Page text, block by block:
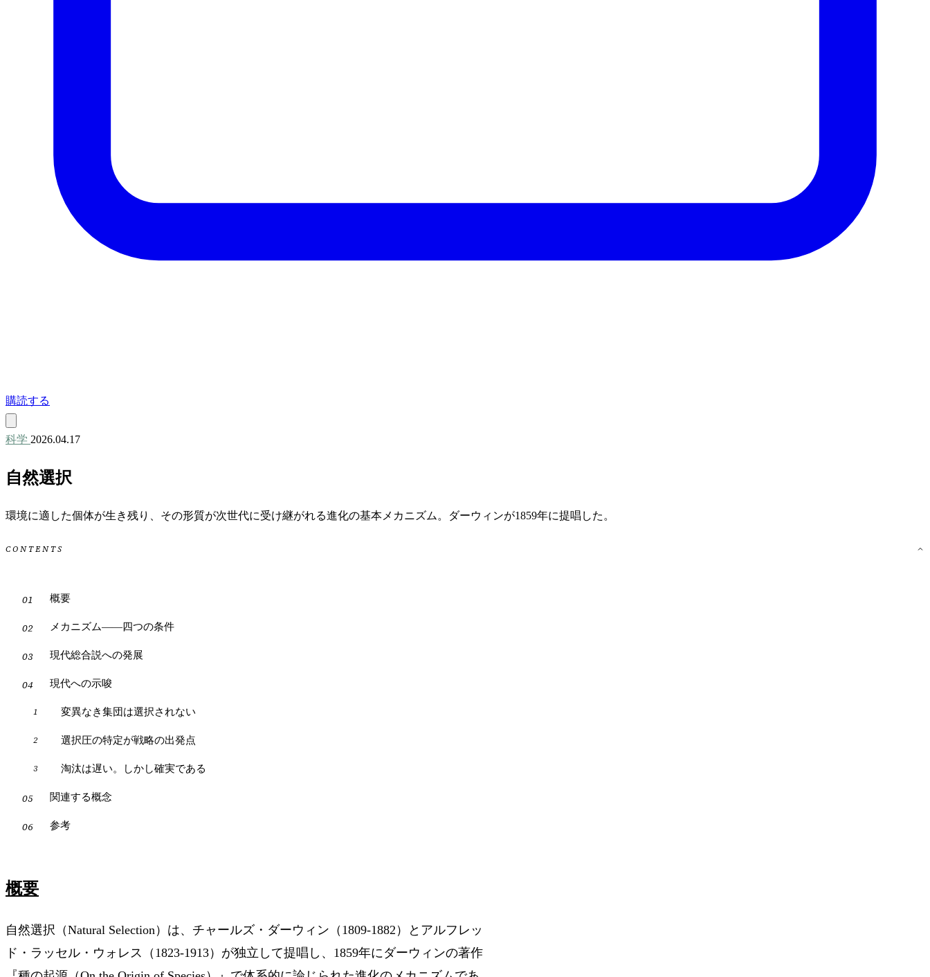
購読する
科学 2026.04.17
自然選択
環境に適した個体が生き残り、その形質が次世代に受け継がれる進化の基本メカニズム。ダーウィンが1859年に提唱した。
CONTENTS
概要
メカニズム——四つの条件
現代総合説への発展
現代への示唆
変異なき集団は選択されない
選択圧の特定が戦略の出発点
淘汰は遅い。しかし確実である
関連する概念
参考
概要
自然選択（Natural Selection）は、チャールズ・ダーウィン（1809-1882）とアルフレッ
ド・ラッセル・ウォレス（1823-1913）が独立して提唱し、1859年にダーウィンの著作